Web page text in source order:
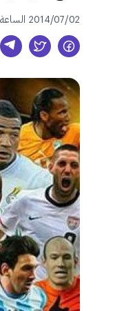
2014/07/02 الساعة 09:37 ص